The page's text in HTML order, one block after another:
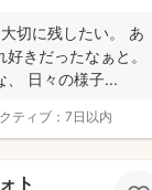
んの目線で、自然な様
切に残したい。 あ
きだったなぁと。
、 日々の様子...
ティブ： 7日以内
ト